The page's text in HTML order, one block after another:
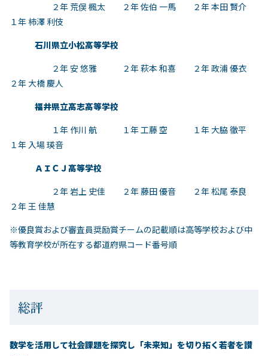
２年 荒俣 楓太 ２年 佐伯 一馬 ２年 本田 賢介
１年 柿澤 利伎
石川県立小松高等学校
２年 安 悠雅 ２年 萩本 和喜 ２年 政浦 優衣
２年 大橋 慶人
福井県立高志高等学校
１年 作川 航 １年 工藤 空 １年 大脇 徹平
１年 入場 瑛音
ＡＩＣＪ高等学校
２年 岩上 史佳 ２年 藤田 優音 ２年 松尾 泰良
２年 王 佳慧
※優良賞および審査員奨励賞チームの記載順は高等学校および中
等教育学校が所在する都道府県コード番号順
総評
数学を活用して社会課題を探究し「未来知」を切り拓く若者を讃